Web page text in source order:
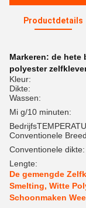
Productdetails
Markeren: de hete
polyester
Kleur:
Dikte:
Wassen:
Mi g/10 minuten:
Conventionele
Conventionele dikte:
Lengte:
De gemengde
Smelting, Witte
Schoonmaken